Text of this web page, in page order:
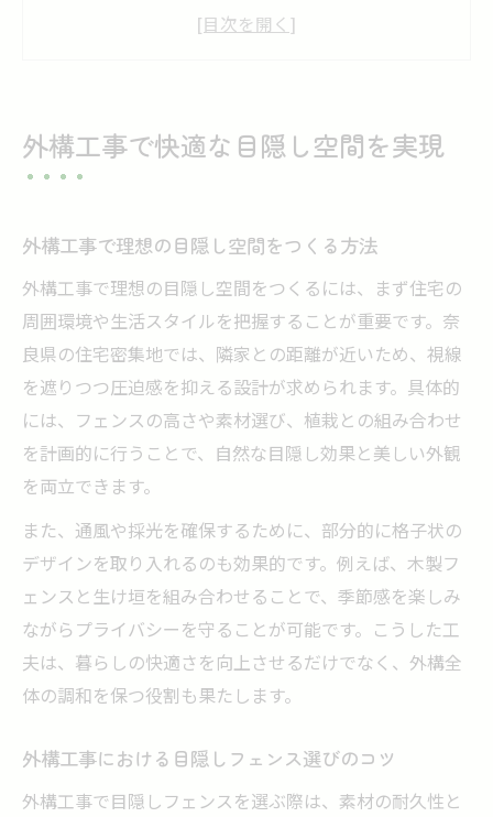
目隠し効果を高める外構工事の最新トレン
外構工事で叶える家族の安心目隠し空間
家族時間を守る外構工事の目隠しフェンス
活用術
子どもも安心できる外構工事のポイント
外構工事でプライバシーを高める工夫
家族の生活を快適にする目隠し工事の秘訣
プライベートを守る目隠しフェンスの選び方
外構工事で選ぶ目隠しフェンスの種類と特
徴
外構工事に強いおすすめの目隠し素材とは
外構工事で後悔しないフェンス選びのポイ
ント
目隠しフェンス選びで重視すべき外構工事
外構工事で成功する目隠しフェンスの比較
方法
外構工事で快適な目隠し空間を実現
外構工事で理想の目隠し空間をつくる方法
外構工事で理想の目隠し空間をつくるには、まず住宅の
周囲環境や生活スタイルを把握することが重要です。奈
良県の住宅密集地では、隣家との距離が近いため、視線
を遮りつつ圧迫感を抑える設計が求められます。具体的
には、フェンスの高さや素材選び、植栽との組み合わせ
を計画的に行うことで、自然な目隠し効果と美しい外観
を両立できます。
また、通風や採光を確保するために、部分的に格子状の
デザインを取り入れるのも効果的です。例えば、木製フ
ェンスと生け垣を組み合わせることで、季節感を楽しみ
ながらプライバシーを守ることが可能です。こうした工
夫は、暮らしの快適さを向上させるだけでなく、外構全
体の調和を保つ役割も果たします。
外構工事における目隠しフェンス選びのコツ
外構工事で目隠しフェンスを選ぶ際は、素材の耐久性と